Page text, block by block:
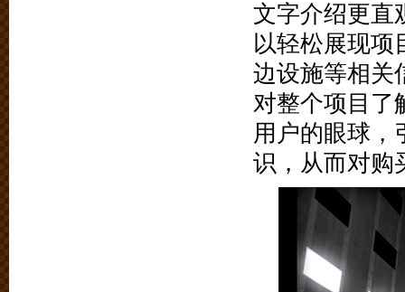
文字介绍更直
以轻松展现项
边设施等相关
对整个项目了
用户的眼球，
识，从而对购